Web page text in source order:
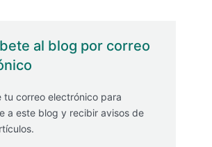
al blog por correo
tu correo electrónico para
a este blog y recibir avisos de